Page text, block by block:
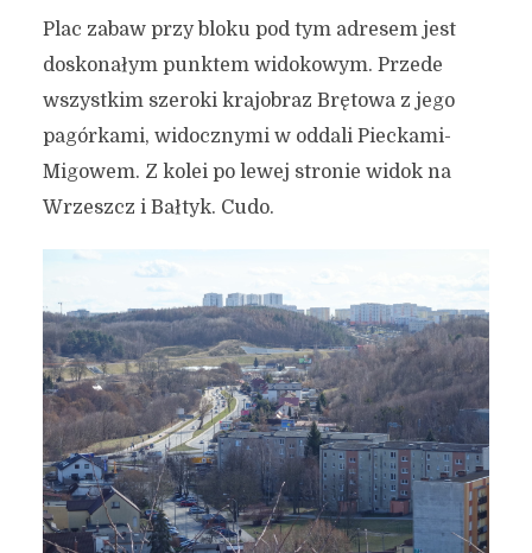
Plac zabaw przy bloku pod tym adresem jest
doskonałym punktem widokowym. Przede
wszystkim szeroki krajobraz Brętowa z jego
pagórkami, widocznymi w oddali Pieckami-
Migowem. Z kolei po lewej stronie widok na
Wrzeszcz i Bałtyk. Cudo.